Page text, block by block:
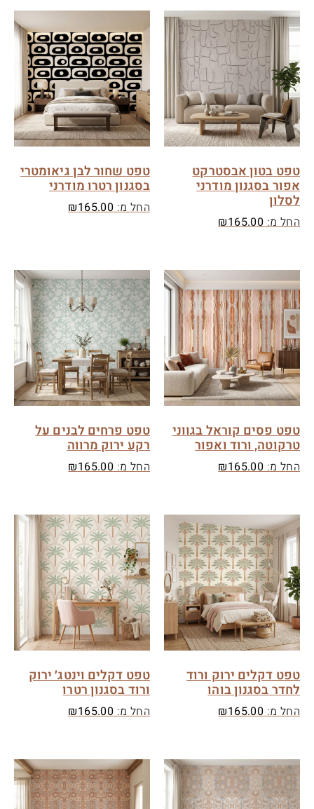
טפט בטון אבסטרקט
אפור בסגנון מודרני
לסלון
החל מ: ₪165.00
טפט שחור לבן גיאומטרי
בסגנון רטרו מודרני
החל מ: ₪165.00
טפט פסים קוראל בגווני
טרקוטה, ורוד ואפור
החל מ: ₪165.00
טפט פרחים לבנים על
רקע ירוק מרווה
החל מ: ₪165.00
טפט דקלים ירוק ורוד
לחדר בסגנון בוהו
החל מ: ₪165.00
טפט דקלים וינטג׳ ירוק
ורוד בסגנון רטרו
החל מ: ₪165.00